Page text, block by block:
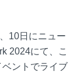
10日にニュー
2024にて、こ
ントでライブ